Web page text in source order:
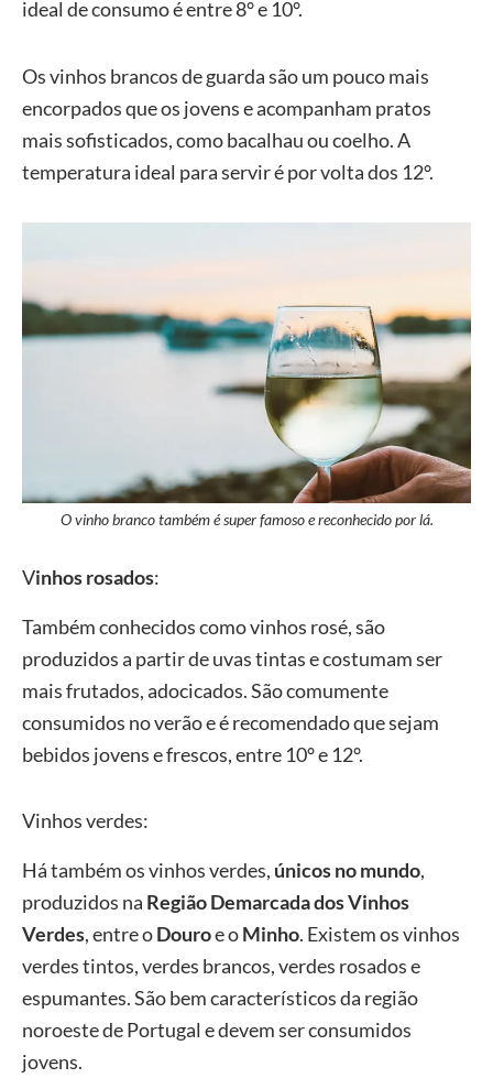
ideal de consumo é entre 8° e 10°.
Os vinhos brancos de guarda são um pouco mais
encorpados que os jovens e acompanham pratos
mais sofisticados, como bacalhau ou coelho. A
temperatura ideal para servir é por volta dos 12°.
O vinho branco também é super famoso e reconhecido por lá.
Vinhos rosados:
Também conhecidos como vinhos rosé, são
produzidos a partir de uvas tintas e costumam ser
mais frutados, adocicados. São comumente
consumidos no verão e é recomendado que sejam
bebidos jovens e frescos, entre 10° e 12°.
Vinhos verdes:
Há também os vinhos verdes, únicos no mundo,
produzidos na Região Demarcada dos Vinhos
Verdes, entre oDouroe oMinho. Existem os vinhos
verdes tintos, verdes brancos, verdes rosados e
espumantes. São bem característicos da região
noroeste de Portugal e devem ser consumidos
jovens.